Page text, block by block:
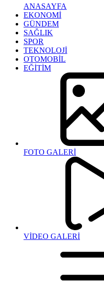
ANASAYFA
EKONOMİ
GÜNDEM
SAĞLIK
SPOR
TEKNOLOJİ
OTOMOBİL
EĞİTİM
FOTO GALERİ
VİDEO GALERİ